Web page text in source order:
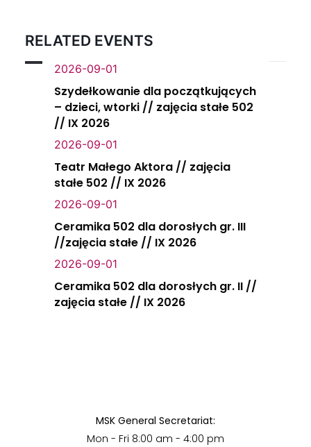
RELATED EVENTS
2026-09-01
Szydełkowanie dla początkujących
– dzieci, wtorki // zajęcia stałe 502
// IX 2026
2026-09-01
Teatr Małego Aktora // zajęcia
stałe 502 // IX 2026
2026-09-01
Ceramika 502 dla dorosłych gr. III
//zajęcia stałe // IX 2026
2026-09-01
Ceramika 502 dla dorosłych gr. II //
zajęcia stałe // IX 2026
MSK General Secretariat:
Mon - Fri 8:00 am - 4:00 pm